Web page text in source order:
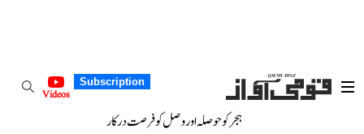
Subscription
Videos
ہجر کو حوصلہ اور وصل کو فرصت درکار